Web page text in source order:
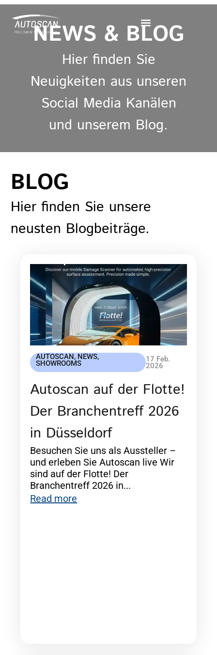
Zum
Inhalt
springen
NEWS & BLOG
Hier finden Sie
Neuigkeiten aus unseren
Social Media Kanälen
und unserem Blog.
BLOG
Hier finden Sie unsere
neusten Blogbeiträge.
AUTOSCAN , NEWS,
SHOWROOMS 17 Feb.
2026
Autoscan auf der Flotte!
Der Branchentreff 2026
in Düsseldorf
Besuchen Sie uns als Aussteller –
und erleben Sie Autoscan live Wir
sind auf der Flotte! Der
Branchentreff 2026 in...
Read more